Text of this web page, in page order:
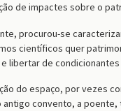
de impactes sobre o
procurou-se
científicos quer
libertar de
do espaço, por vezes
antigo convento, a